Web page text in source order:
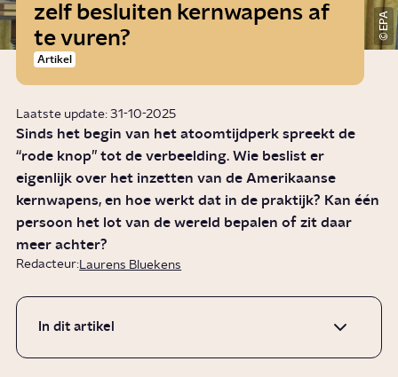
EPA
zelf besluiten kernwapens af
te vuren?
Artikel
Laatste update: 31-10-2025
Sinds het begin van het atoomtijdperk spreekt de
“rode knop” tot de verbeelding. Wie beslist er
eigenlijk over het inzetten van de Amerikaanse
kernwapens, en hoe werkt dat in de praktijk? Kan één
persoon het lot van de wereld bepalen of zit daar
meer achter?
Redacteur:Laurens Bluekens
In dit artikel